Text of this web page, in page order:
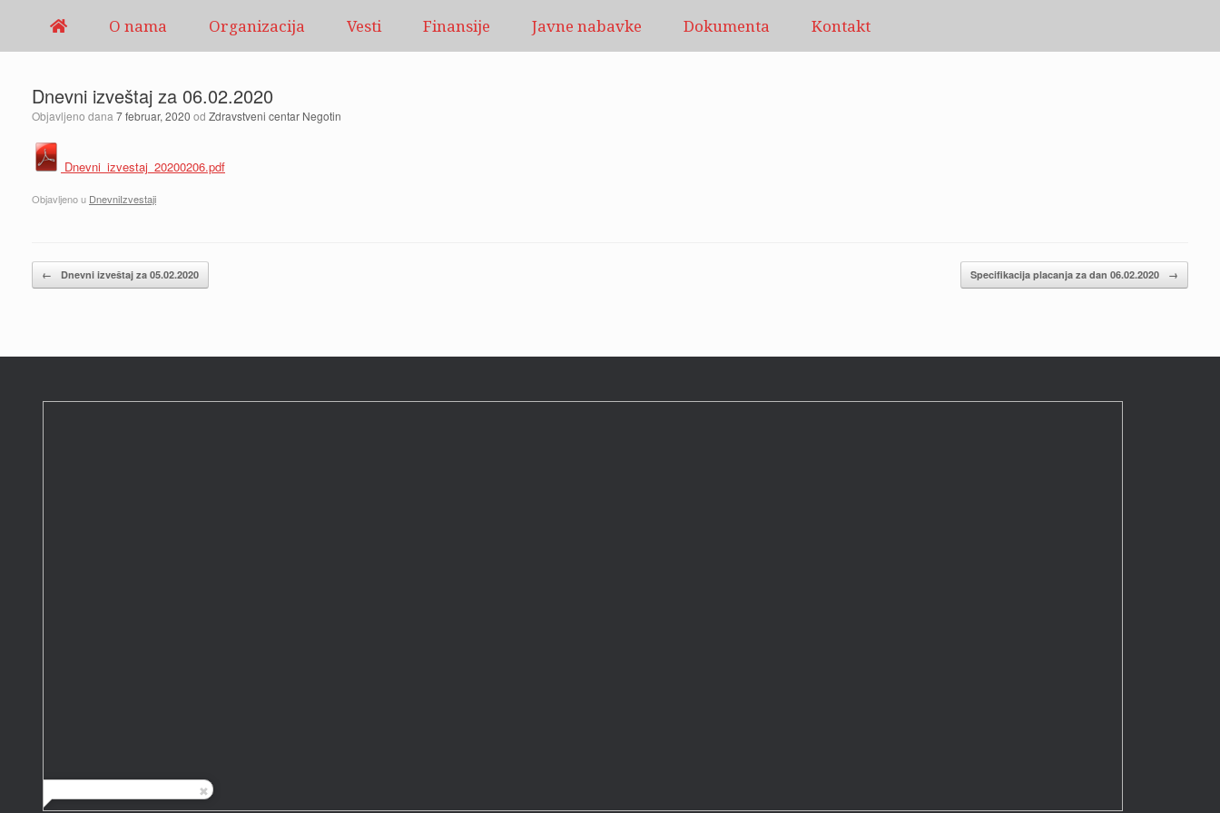
O nama Organizacija Vesti Finansije Javne nabavke Dokumenta Kontakt
Dnevni izveštaj za 06.02.2020
Objavljeno dana 7 februar, 2020 od Zdravstveni centar Negotin
Dnevni_izvestaj_20200206.pdf
Objavljeno u DnevniIzvestaji
Kretanje članaka
← Dnevni izveštaj za 05.02.2020 Specifikacija placanja za dan 06.02.2020 →